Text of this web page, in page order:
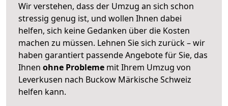
Wir verstehen, dass der Umzug an sich schon
stressig genug ist, und wollen Ihnen dabei
helfen, sich keine Gedanken über die Kosten
machen zu müssen. Lehnen Sie sich zurück – wir
haben garantiert passende Angebote für Sie, das
Ihnen ohne Probleme mit Ihrem Umzug von
Leverkusen nach Buckow Märkische Schweiz
helfen kann.